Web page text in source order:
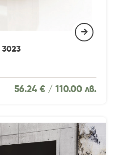
56.24 € / 110.00 лв.